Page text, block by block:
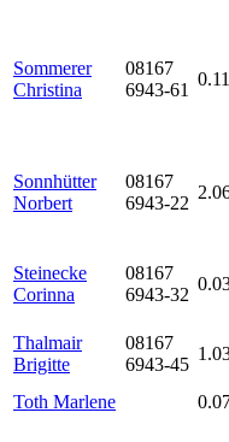
Sommerer
Christina
08167
6943-61
0.11
Sonnhütter
Norbert
08167
6943-22
Steinecke
Corinna
08167
6943-32
Thalmair
Brigitte
08167
6943-45
Toth Marlene